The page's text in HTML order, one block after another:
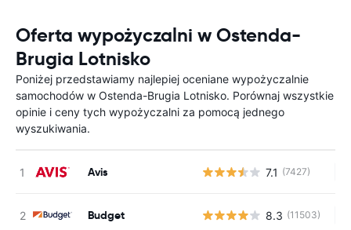
Oferta wypożyczalni w Ostenda-
Brugia Lotnisko
Poniżej przedstawiamy najlepiej oceniane wypożyczalnie
samochodów w Ostenda-Brugia Lotnisko. Porównaj wszystkie
opinie i ceny tych wypożyczalni za pomocą jednego
wyszukiwania.
Avis 7.1 (7427)
Budget 8.3 (11503)